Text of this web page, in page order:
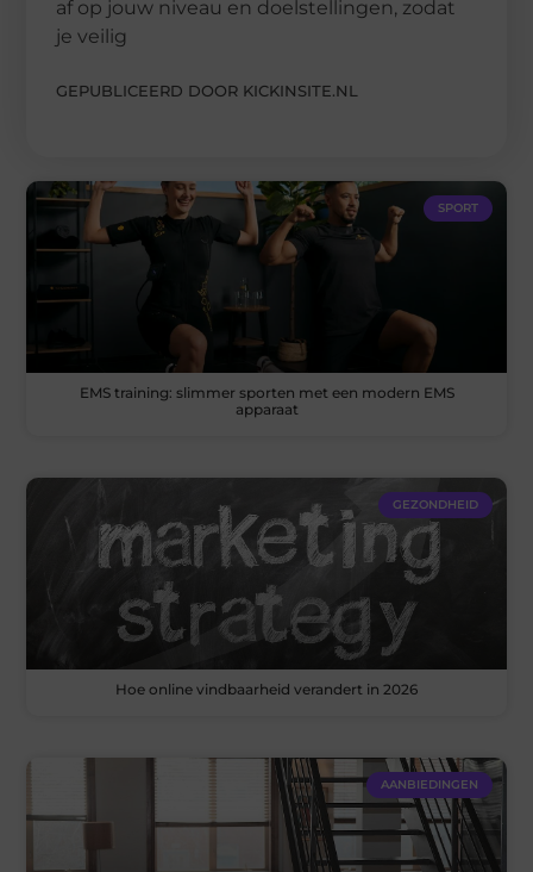
af op jouw niveau en doelstellingen, zodat
je veilig
GEPUBLICEERD DOOR KICKINSITE.NL
SPORT
EMS training: slimmer sporten met een modern EMS
apparaat
GEZONDHEID
Hoe online vindbaarheid verandert in 2026
AANBIEDINGEN